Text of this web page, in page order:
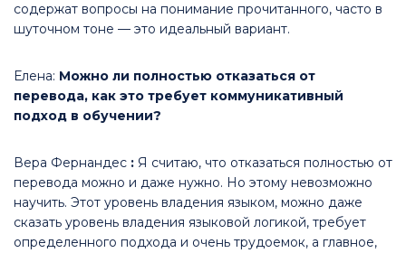
содержат вопросы на понимание прочитанного, часто в
шуточном тоне — это идеальный вариант.
Елена: Можно ли полностью отказаться от
перевода, как это требует коммуникативный
подход в обучении?
Вера Фернандес : Я считаю, что отказаться полностью от
перевода можно и даже нужно. Но этому невозможно
научить. Этот уровень владения языком, можно даже
сказать уровень владения языковой логикой, требует
определенного подхода и очень трудоемок, а главное,